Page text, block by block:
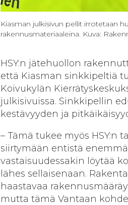
Kiasman julkisivun pellit irrotetaan
rakennusmateriaaleina. Kuva:
HSY:n jätehuollon
että Kiasman sinkkipeltiä
Koivukylän
julkisivuissa. Sinkkipellin
kestävyyden ja
– Tämä tukee myös HSY:n
siirtymään entistä
vastaisuudessakin löytää
lähes sellaisenaan.
haastavaa
mutta tämä Vantaan